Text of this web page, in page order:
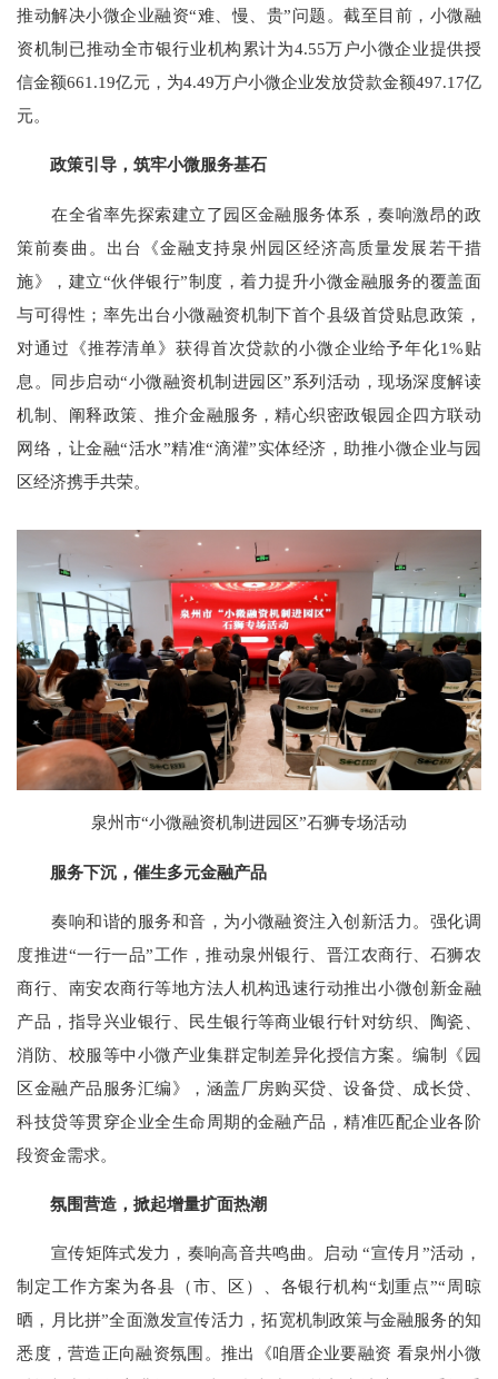
推动解决小微企业融资“难、慢、贵”问题。截至目前，小微融
资机制已推动全市银行业机构累计为4.55万户小微企业提供授
信金额661.19亿元，为4.49万户小微企业发放贷款金额497.17亿
元。
政策引导，筑牢小微服务基石
在全省率先探索建立了园区金融服务体系，奏响激昂的政
策前奏曲。出台《金融支持泉州园区经济高质量发展若干措
施》，建立“伙伴银行”制度，着力提升小微金融服务的覆盖面
与可得性；率先出台小微融资机制下首个县级首贷贴息政策，
对通过《推荐清单》获得首次贷款的小微企业给予年化1%贴
息。同步启动“小微融资机制进园区”系列活动，现场深度解读
机制、阐释政策、推介金融服务，精心织密政银园企四方联动
网络，让金融“活水”精准“滴灌”实体经济，助推小微企业与园
区经济携手共荣。
泉州市“小微融资机制进园区”石狮专场活动
服务下沉，催生多元金融产品
奏响和谐的服务和音，为小微融资注入创新活力。强化调
度推进“一行一品”工作，推动泉州银行、晋江农商行、石狮农
商行、南安农商行等地方法人机构迅速行动推出小微创新金融
产品，指导兴业银行、民生银行等商业银行针对纺织、陶瓷、
消防、校服等中小微产业集群定制差异化授信方案。编制《园
区金融产品服务汇编》，涵盖厂房购买贷、设备贷、成长贷、
科技贷等贯穿企业全生命周期的金融产品，精准匹配企业各阶
段资金需求。
氛围营造，掀起增量扩面热潮
宣传矩阵式发力，奏响高音共鸣曲。启动 “宣传月”活动，
制定工作方案为各县（市、区）、各银行机构“划重点”“周晾
晒，月比拼”全面激发宣传活力，拓宽机制政策与金融服务的知
悉度，营造正向融资氛围。推出《咱厝企业要融资 看泉州小微